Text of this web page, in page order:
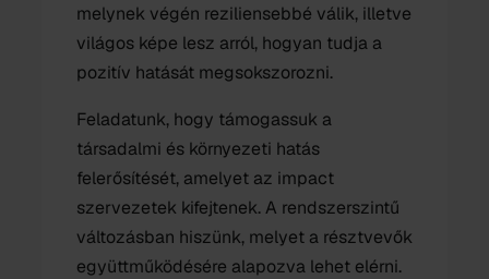
melynek végén reziliensebbé válik, illetve
világos képe lesz arról, hogyan tudja a
pozitív hatását megsokszorozni.
Feladatunk, hogy támogassuk a
társadalmi és környezeti hatás
felerősítését, amelyet az impact
szervezetek kifejtenek. A rendszerszintű
változásban hiszünk, melyet a résztvevők
együttműködésére alapozva lehet elérni.